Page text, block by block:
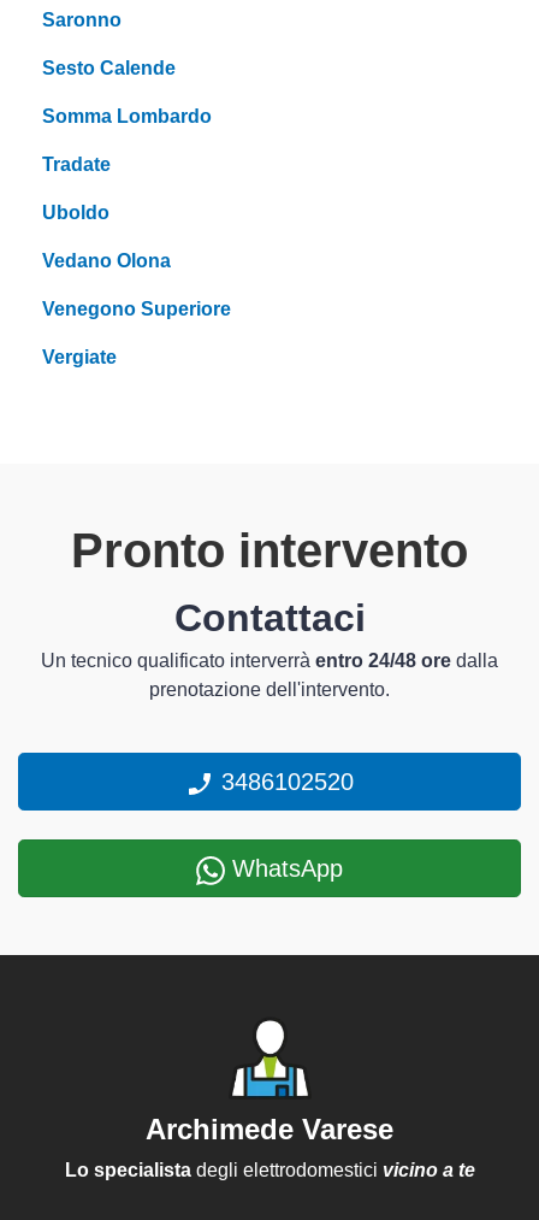
Saronno
Sesto Calende
Somma Lombardo
Tradate
Uboldo
Vedano Olona
Venegono Superiore
Vergiate
Pronto intervento
Contattaci
Un tecnico qualificato interverrà entro 24/48 ore dalla
prenotazione dell'intervento.
3486102520
WhatsApp
Archimede Varese
Lo specialistadegli elettrodomestici vicino a te